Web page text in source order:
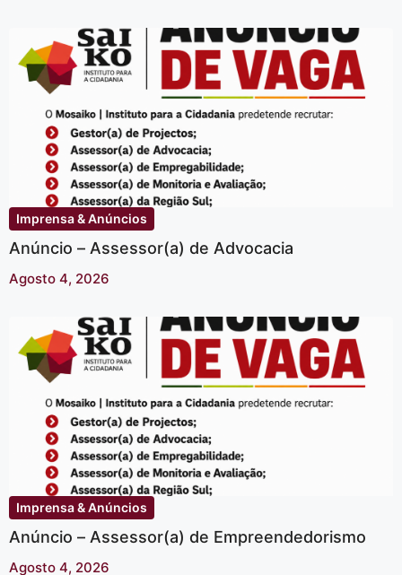
Imprensa & Anúncios
Anúncio – Assessor(a) de Advocacia
Agosto 4, 2026
Imprensa & Anúncios
Anúncio – Assessor(a) de Empreendedorismo
Agosto 4, 2026